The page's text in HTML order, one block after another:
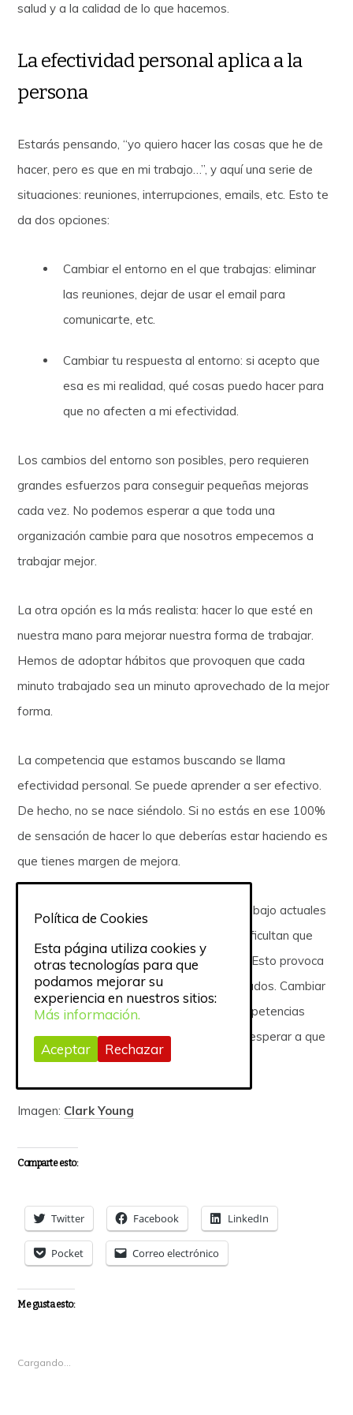
salud y a la calidad de lo que hacemos.
La efectividad personal aplica a la
persona
Estarás pensando, “yo quiero hacer las cosas que he de
hacer, pero es que en mi trabajo…”, y aquí una serie de
situaciones: reuniones, interrupciones, emails, etc. Esto te
da dos opciones:
Cambiar el entorno en el que trabajas: eliminar
las reuniones, dejar de usar el email para
comunicarte, etc.
Cambiar tu respuesta al entorno: si acepto que
esa es mi realidad, qué cosas puedo hacer para
que no afecten a mi efectividad.
Los cambios del entorno son posibles, pero requieren
grandes esfuerzos para conseguir pequeñas mejoras
cada vez. No podemos esperar a que toda una
organización cambie para que nosotros empecemos a
trabajar mejor.
La otra opción es la más realista: hacer lo que esté en
nuestra mano para mejorar nuestra forma de trabajar.
Hemos de adoptar hábitos que provoquen que cada
minuto trabajado sea un minuto aprovechado de la mejor
forma.
La competencia que estamos buscando se llama
efectividad personal. Se puede aprender a ser efectivo.
De hecho, no se nace siéndolo. Si no estás en ese 100%
de sensación de hacer lo que deberías estar haciendo es
que tienes margen de mejora.
En resumen, muchos de los entornos de trabajo actuales
(y en ocasiones hábitos personales) nos dificultan que
pasemos todo el tiempo siendo efectivos. Esto provoca
estrés y como consecuencia peores resultados. Cambiar
esta situación pasa más por aprender competencias
como la efectividad personal y menos por esperar a que
el entorno cambie.
Imagen: Clark Young
Comparte esto:
Twitter Facebook LinkedIn
Pocket Correo electrónico
Me gusta esto:
Cargando...
Política de Cookies
Esta página utiliza cookies y
otras tecnologías para que
podamos mejorar su
experiencia en nuestros sitios:
Más información.
Aceptar Rechazar